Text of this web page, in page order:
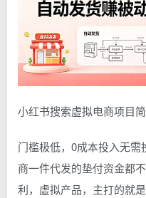
小红书搜索虚拟电商项目
门槛极低，0成本投入无
商一件代发的垫付资金都
利，虚拟产品，主打的就是